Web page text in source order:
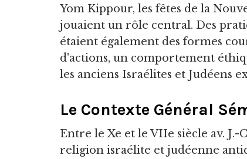
Yom Kippour, les fêtes de la
jouaient un rôle central. Des
étaient également des formes
d'actions, un comportement
les anciens Israélites et Judéens
Le Contexte Général
Entre le Xe et le VIIe siècle av. J.-
religion israélite et judéenne